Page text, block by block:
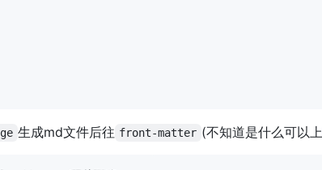
生成md文件后往 front-matter (不知道是什么可以上